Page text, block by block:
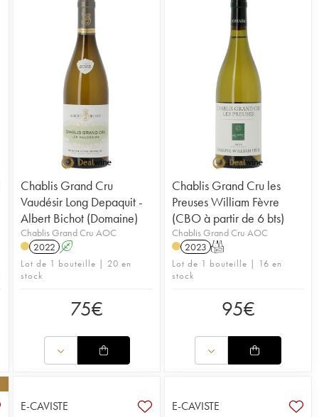
Chablis Grand Cru
Vaudésir Long Depaquit -
Albert Bichot (Domaine)
Chablis Grand Cru AOC
2022 A
Lot de 1 bouteille | 20 en
stock
75€
Chablis Grand Cru les
Preuses William Fèvre
(CBO à partir de 6 bts)
Chablis Grand Cru AOC
2023 T
Lot de 1 bouteille | 16 en
stock
95€
E-CAVISTE E-CAVISTE